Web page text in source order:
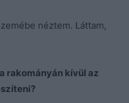
néztem. Láttam,
rakományán kívül az